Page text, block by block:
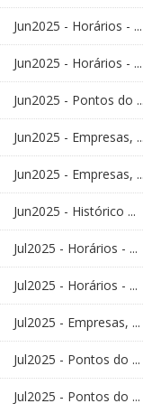
Jun2025 - Horários - ...
Jun2025 - Horários - ...
Jun2025 - Pontos do ...
Jun2025 - Empresas, ...
Jun2025 - Empresas, ...
Jun2025 - Histórico ...
Jul2025 - Horários - ...
Jul2025 - Horários - ...
Jul2025 - Empresas, ...
Jul2025 - Pontos do ...
Jul2025 - Pontos do ...